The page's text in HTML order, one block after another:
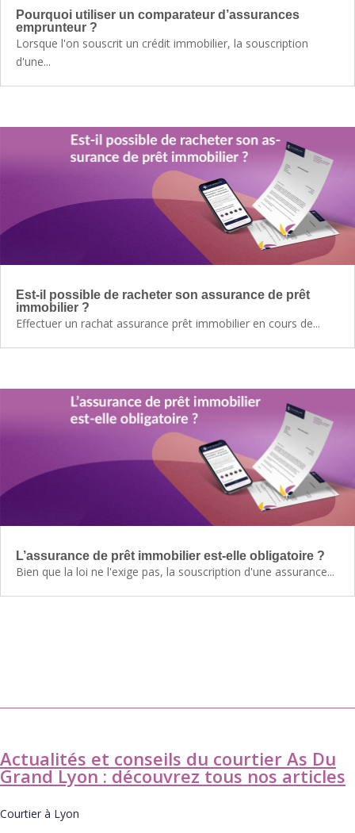
Pourquoi utiliser un comparateur d’assurances
emprunteur ?
Lorsque l'on souscrit un crédit immobilier, la souscription
d'une...
Est-il possible de racheter son assurance de prêt
immobilier ?
Effectuer un rachat assurance prêt immobilier en cours de...
L’assurance de prêt immobilier est-elle obligatoire ?
Bien que la loi ne l'exige pas, la souscription d'une assurance...
Actualités et conseils du courtier As Du
Grand Lyon : découvrez tous nos articles
Courtier à Lyon